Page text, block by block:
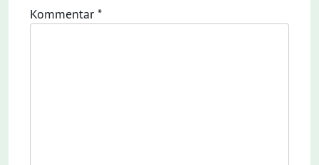
Kommentar *